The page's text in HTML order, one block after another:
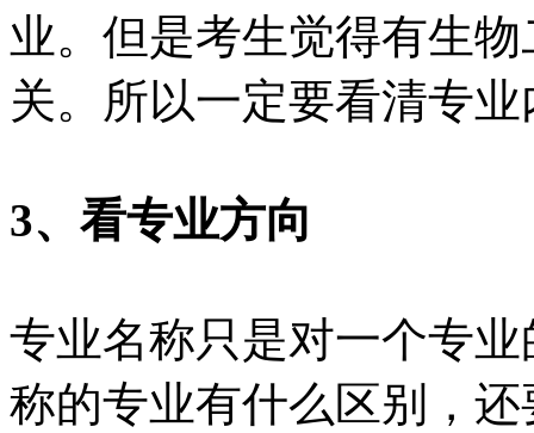
业。但是考生觉得有生
关。所以一定要看清专
3、看专业方向
专业名称只是对一个专
称的专业有什么区别，